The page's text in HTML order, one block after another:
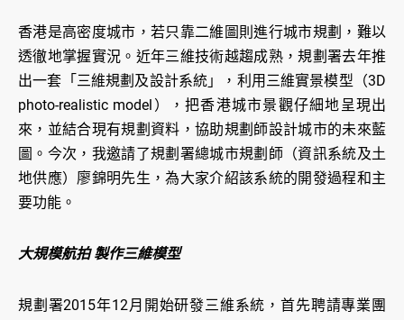
香港是高密度城市，若只靠二維圖則進行城市規劃，難以
透徹地掌握實況。近年三維技術越趨成熟，規劃署去年推
出一套「三維規劃及設計系統」，利用三維實景模型（3D
photo-realistic model），把香港城市景觀仔細地呈現出
來，並結合現有規劃資料，協助規劃師設計城市的未來藍
圖。今次，我邀請了規劃署總城市規劃師（資訊系統及土
地供應）廖錦明先生，為大家介紹該系統的開發過程和主
要功能。
大規模航拍 製作三維模型
規劃署2015年12月開始研發三維系統，首先聘請專業團